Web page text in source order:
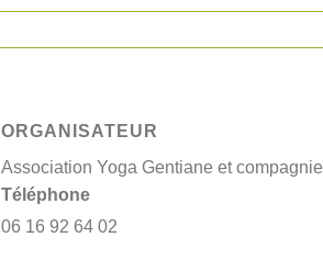
ORGANISATEUR
Association Yoga Gentiane et compagnie
Téléphone
06 16 92 64 02